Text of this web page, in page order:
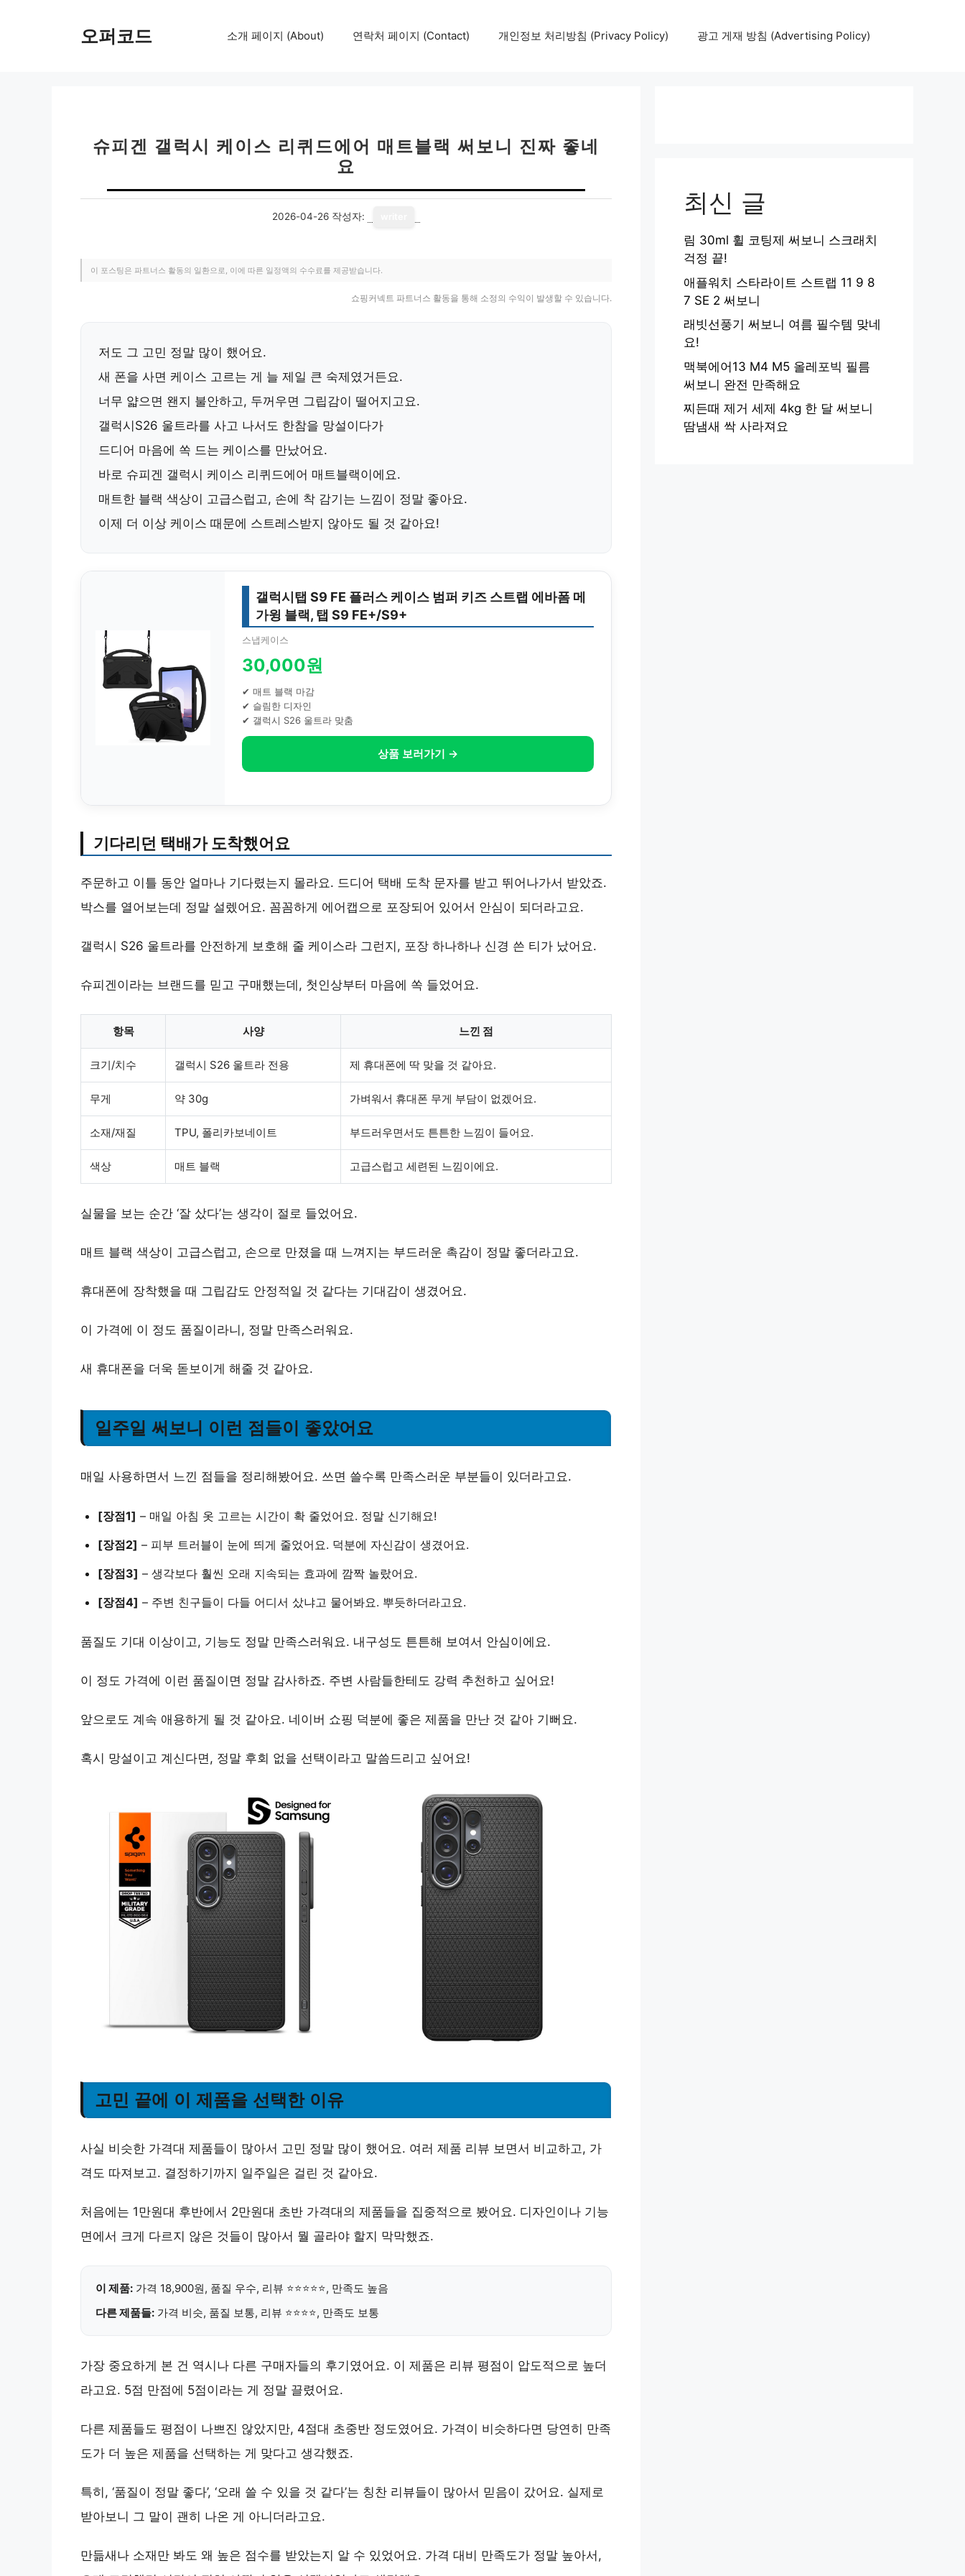
오퍼코드 소개 페이지 (About) 연락처 페이지 (Contact) 개인정보 처리방침 (Privacy Policy) 광고 게재 방침 (Advertising Policy)
슈피겐 갤럭시 케이스 리퀴드에어 매트블랙 써보니 진짜 좋네
요
2026-04-26 작성자:
이 포스팅은 파트너스 활동의 일환으로, 이에 따른 일정액의 수수료를 제공받습니다.
쇼핑커넥트 파트너스 활동을 통해 소정의 수익이 발생할 수 있습니다.
저도 그 고민 정말 많이 했어요.
새 폰을 사면 케이스 고르는 게 늘 제일 큰 숙제였거든요.
너무 얇으면 왠지 불안하고, 두꺼우면 그립감이 떨어지고요.
갤럭시S26 울트라를 사고 나서도 한참을 망설이다가
드디어 마음에 쏙 드는 케이스를 만났어요.
바로 슈피겐 갤럭시 케이스 리퀴드에어 매트블랙이에요.
매트한 블랙 색상이 고급스럽고, 손에 착 감기는 느낌이 정말 좋아요.
이제 더 이상 케이스 때문에 스트레스받지 않아도 될 것 같아요!
갤럭시탭 S9 FE 플러스 케이스 범퍼 키즈 스트랩 에바폼 메
가윙 블랙, 탭 S9 FE+/S9+
스냅케이스
30,000원
✔ 매트 블랙 마감
✔ 슬림한 디자인
✔ 갤럭시 S26 울트라 맞춤
상품 보러가기 →
기다리던 택배가 도착했어요
주문하고 이틀 동안 얼마나 기다렸는지 몰라요. 드디어 택배 도착 문자를 받고 뛰어나가서 받았죠.
박스를 열어보는데 정말 설렜어요. 꼼꼼하게 에어캡으로 포장되어 있어서 안심이 되더라고요.
갤럭시 S26 울트라를 안전하게 보호해 줄 케이스라 그런지, 포장 하나하나 신경 쓴 티가 났어요.
슈피겐이라는 브랜드를 믿고 구매했는데, 첫인상부터 마음에 쏙 들었어요.
항목 사양 느낀 점
크기/치수 갤럭시 S26 울트라 전용 제 휴대폰에 딱 맞을 것 같아요.
무게 약 30g 가벼워서 휴대폰 무게 부담이 없겠어요.
소재/재질 TPU, 폴리카보네이트 부드러우면서도 튼튼한 느낌이 들어요.
색상 매트 블랙 고급스럽고 세련된 느낌이에요.
실물을 보는 순간 ‘잘 샀다’는 생각이 절로 들었어요.
매트 블랙 색상이 고급스럽고, 손으로 만졌을 때 느껴지는 부드러운 촉감이 정말 좋더라고요.
휴대폰에 장착했을 때 그립감도 안정적일 것 같다는 기대감이 생겼어요.
이 가격에 이 정도 품질이라니, 정말 만족스러워요.
새 휴대폰을 더욱 돋보이게 해줄 것 같아요.
일주일 써보니 이런 점들이 좋았어요
매일 사용하면서 느낀 점들을 정리해봤어요. 쓰면 쓸수록 만족스러운 부분들이 있더라고요.
[장점1] – 매일 아침 옷 고르는 시간이 확 줄었어요. 정말 신기해요!
[장점2] – 피부 트러블이 눈에 띄게 줄었어요. 덕분에 자신감이 생겼어요.
[장점3] – 생각보다 훨씬 오래 지속되는 효과에 깜짝 놀랐어요.
[장점4] – 주변 친구들이 다들 어디서 샀냐고 물어봐요. 뿌듯하더라고요.
품질도 기대 이상이고, 기능도 정말 만족스러워요. 내구성도 튼튼해 보여서 안심이에요.
이 정도 가격에 이런 품질이면 정말 감사하죠. 주변 사람들한테도 강력 추천하고 싶어요!
앞으로도 계속 애용하게 될 것 같아요. 네이버 쇼핑 덕분에 좋은 제품을 만난 것 같아 기뻐요.
혹시 망설이고 계신다면, 정말 후회 없을 선택이라고 말씀드리고 싶어요!
고민 끝에 이 제품을 선택한 이유
사실 비슷한 가격대 제품들이 많아서 고민 정말 많이 했어요. 여러 제품 리뷰 보면서 비교하고, 가
격도 따져보고. 결정하기까지 일주일은 걸린 것 같아요.
처음에는 1만원대 후반에서 2만원대 초반 가격대의 제품들을 집중적으로 봤어요. 디자인이나 기능
면에서 크게 다르지 않은 것들이 많아서 뭘 골라야 할지 막막했죠.
이 제품: 가격 18,900원, 품질 우수, 리뷰 ⭐⭐⭐⭐⭐, 만족도 높음
다른 제품들: 가격 비슷, 품질 보통, 리뷰 ⭐⭐⭐⭐, 만족도 보통
가장 중요하게 본 건 역시나 다른 구매자들의 후기였어요. 이 제품은 리뷰 평점이 압도적으로 높더
라고요. 5점 만점에 5점이라는 게 정말 끌렸어요.
다른 제품들도 평점이 나쁘진 않았지만, 4점대 초중반 정도였어요. 가격이 비슷하다면 당연히 만족
도가 더 높은 제품을 선택하는 게 맞다고 생각했죠.
특히, ‘품질이 정말 좋다’, ‘오래 쓸 수 있을 것 같다’는 칭찬 리뷰들이 많아서 믿음이 갔어요. 실제로
받아보니 그 말이 괜히 나온 게 아니더라고요.
만듦새나 소재만 봐도 왜 높은 점수를 받았는지 알 수 있었어요. 가격 대비 만족도가 정말 높아서,
최신 글
림 30ml 휠 코팅제 써보니 스크래치
걱정 끝!
애플워치 스타라이트 스트랩 11 9 8
7 SE 2 써보니
래빗선풍기 써보니 여름 필수템 맞네
요!
맥북에어13 M4 M5 올레포빅 필름
써보니 완전 만족해요
찌든때 제거 세제 4kg 한 달 써보니
땀냄새 싹 사라져요